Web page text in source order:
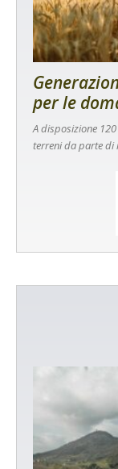
per le
A disposizione
terreni da parte di